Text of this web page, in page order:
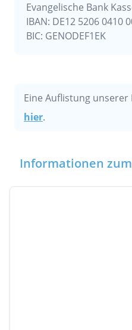
Evangelische Bank
IBAN: DE12 5206 0410
BIC: GENODEF1EK
Eine Auflistung
hier.
Informationen